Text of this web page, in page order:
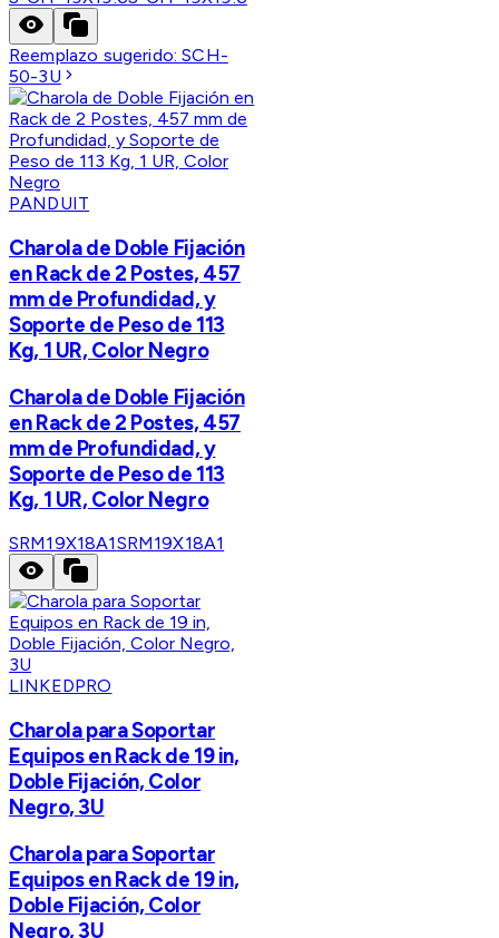
Reemplazo sugerido:SCH-
50-3U
PANDUIT
Charola de Doble Fijación
en Rack de 2 Postes, 457
mm de Profundidad, y
Soporte de Peso de 113
Kg, 1 UR, Color Negro
Charola de Doble Fijación
en Rack de 2 Postes, 457
mm de Profundidad, y
Soporte de Peso de 113
Kg, 1 UR, Color Negro
SRM19X18A1SRM19X18A1
LINKEDPRO
Charola para Soportar
Equipos en Rack de 19 in,
Doble Fijación, Color
Negro, 3U
Charola para Soportar
Equipos en Rack de 19 in,
Doble Fijación, Color
Negro, 3U